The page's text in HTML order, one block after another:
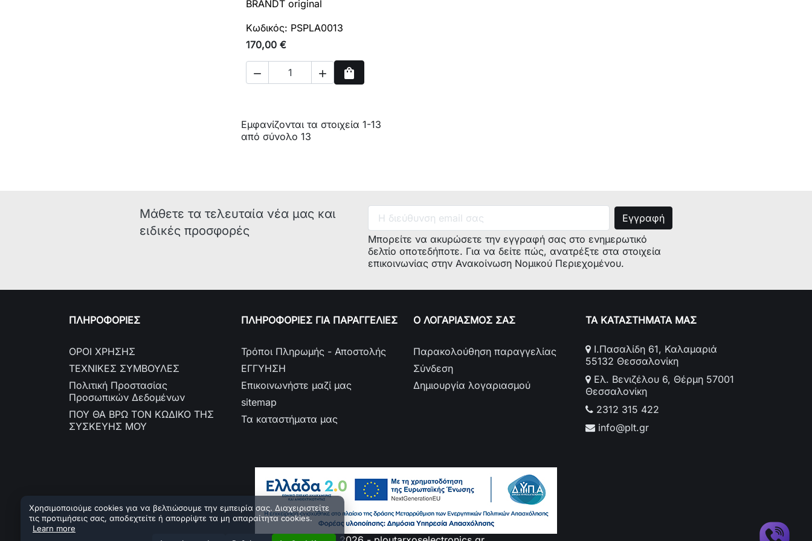
BRANDT original
Κωδικός: PSPLA0013
170,00 €
  shopping_bag
Αγορά
Εμφανίζονται τα στοιχεία 1-13
από σύνολο 13
Μάθετε τα τελευταία νέα μας και
ειδικές προσφορές
Μπορείτε να ακυρώσετε την εγγραφή σας στο ενημερωτικό
δελτίο οποτεδήποτε. Για να δείτε πώς, ανατρέξτε στα στοιχεία
επικοινωνίας στην Ανακοίνωση Νομικού Περιεχομένου.
ΠΛΗΡΟΦΟΡΙΕΣ
ΟΡΟΙ ΧΡΗΣΗΣ
ΤΕΧΝΙΚΕΣ ΣΥΜΒΟΥΛΕΣ
Πολιτική Προστασίας
Προσωπικών Δεδομένων
ΠΟΥ ΘΑ ΒΡΩ ΤΟΝ ΚΩΔΙΚΟ ΤΗΣ
ΣΥΣΚΕΥΗΣ ΜΟΥ
ΠΛΗΡΟΦΟΡΙΕΣ ΓΙΑ ΠΑΡΑΓΓΕΛΙΕΣ
Τρόποι Πληρωμής - Αποστολής
ΕΓΓΥΗΣΗ
Επικοινωνήστε μαζί μας
sitemap
Τα καταστήματα μας
Ο ΛΟΓΑΡΙΑΣΜΟΣ ΣΑΣ
Παρακολούθηση παραγγελίας
Σύνδεση
Δημιουργία λογαριασμού
ΤΑ ΚΑΤΑΣΤΗΜΑΤΑ ΜΑΣ
Ι.Πασαλίδη 61, Καλαμαριά
55132 Θεσσαλονίκη
Ελ. Βενιζέλου 6, Θέρμη 57001
Θεσσαλονίκη
2312 315 422
info@plt.gr
Χρησιμοποιούμε cookies για να βελτιώσουμε την εμπειρία σας. Διαχειριστείτε
τις προτιμήσεις σας, αποδεχτείτε ή απορρίψτε τα μη απαραίτητα cookies.
Learn more